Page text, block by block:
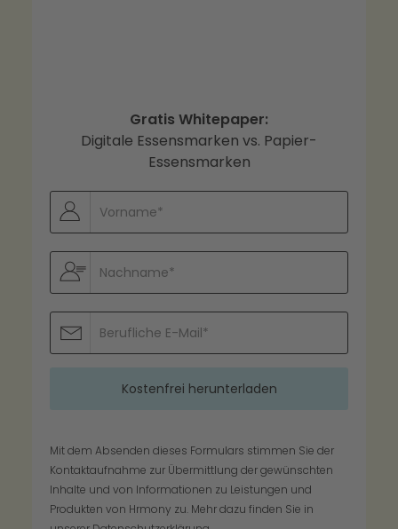
Gratis Whitepaper:
Digitale Essensmarken vs. Papier-
Essensmarken
Mit dem Absenden dieses Formulars stimmen Sie der
Kontaktaufnahme zur Übermittlung der gewünschten
Inhalte und von Informationen zu Leistungen und
Produkten von Hrmony zu. Mehr dazu finden Sie in